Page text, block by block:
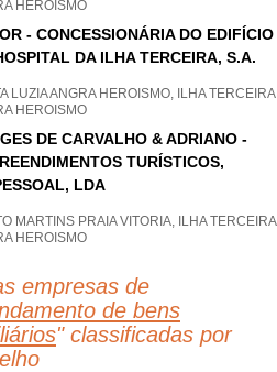
HEROISMO
- CONCESSIONÁRIA DO EDIFÍCIO
DA ILHA TERCEIRA, S.A.
LUZIA ANGRA HEROISMO, ILHA TERCEIRA
HEROISMO
DE CARVALHO & ADRIANO -
TURÍSTICOS,
LDA
MARTINS PRAIA VITORIA, ILHA TERCEIRA
HEROISMO
empresas de
de bens
" classificadas por